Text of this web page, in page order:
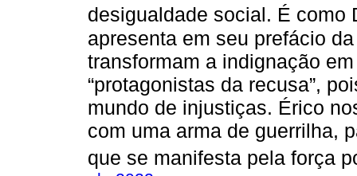
desigualdade social. É como
apresenta em seu prefácio
transformam a indignação
“protagonistas da recusa”,
mundo de injustiças. Érico
com uma arma de guerrilha,
que se manifesta pela força